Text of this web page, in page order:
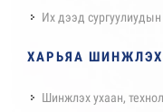
Их дээд
ХАРЬЯА
Шинжлэх ухаан,